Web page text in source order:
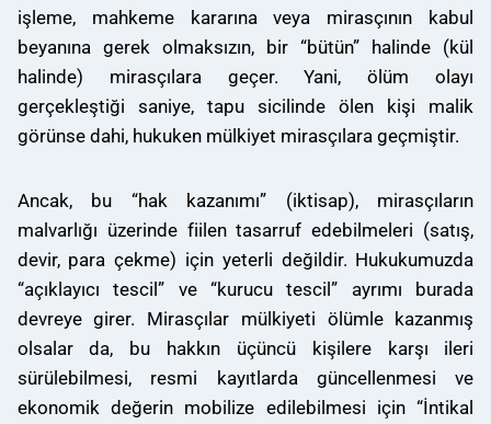
işleme, mahkeme kararına veya mirasçının kabul
beyanına gerek olmaksızın, bir “bütün” halinde (kül
halinde) mirasçılara geçer. Yani, ölüm olayı
gerçekleştiği saniye, tapu sicilinde ölen kişi malik
görünse dahi, hukuken mülkiyet mirasçılara geçmiştir.
Ancak, bu “hak kazanımı” (iktisap), mirasçıların
malvarlığı üzerinde fiilen tasarruf edebilmeleri (satış,
devir, para çekme) için yeterli değildir. Hukukumuzda
“açıklayıcı tescil” ve “kurucu tescil” ayrımı burada
devreye girer. Mirasçılar mülkiyeti ölümle kazanmış
olsalar da, bu hakkın üçüncü kişilere karşı ileri
sürülebilmesi, resmi kayıtlarda güncellenmesi ve
ekonomik değerin mobilize edilebilmesi için “İntikal